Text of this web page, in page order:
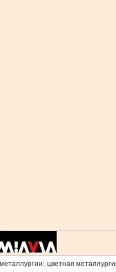
цветная